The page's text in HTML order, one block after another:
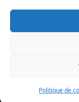
Politique de
L’actualité locale en